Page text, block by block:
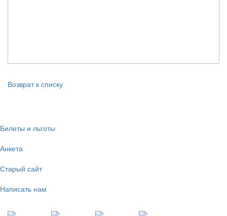
Возврат к списку
Билеты и льготы
Анкета
Старый сайт
Написать нам